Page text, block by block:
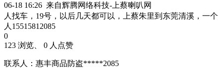
06-18 16:26 来自辉腾网络科技-上蔡喇叭网
人找车，19号，以后几天都可以，上蔡朱里到东莞清溪，一个
人15515812085
0
123 浏览、 0 人点赞
联系人：惠丰商品防盗*****2085